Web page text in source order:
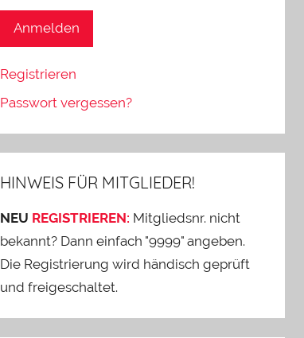
Anmelden
Registrieren
Passwort vergessen?
HINWEIS FÜR MITGLIEDER!
NEU REGISTRIEREN: Mitgliedsnr. nicht
bekannt? Dann einfach "9999" angeben.
Die Registrierung wird händisch geprüft
und freigeschaltet.